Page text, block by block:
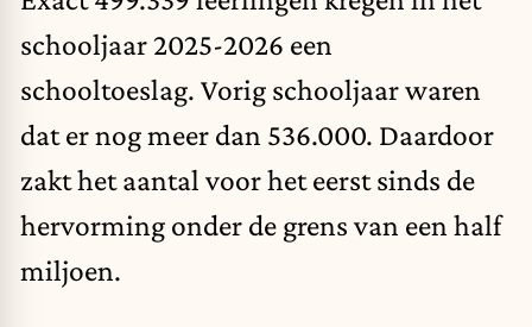
schooljaar 2025-2026 een
schooltoeslag. Vorig schooljaar waren
dat er nog meer dan 536.000. Daardoor
zakt het aantal voor het eerst sinds de
hervorming onder de grens van een half
miljoen.